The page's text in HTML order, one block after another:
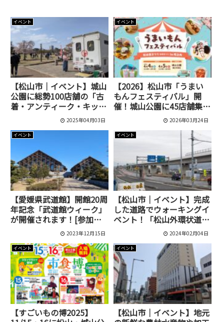
イベント
【松山市｜イベント】城山
公園に総勢100店舗の「古
着・アンティーク・キッチ
ンカー」が集結！｜ニュー
レトロ ノミノイチ Vol.2
2025年04月03日
イベント
【2026】松山市「うまい
もんフェスティバル」開
催！城山公園に45店舗集結
｜出店一覧まとめ2026年03月24日
イベント
【愛媛県武道館】開館20周
年記念「武道館ウィーク」
が開催されます！[参加無
料イベント多数]2023年12月15日
イベント
【松山市｜イベント】完成
した道路でウォーキングイ
ベント！「松山外環状道路
空港線」の開通記念イベン
トが開催されます
2024年02月04日
イベント
【すごいもの博2025】
イベント
【松山市｜イベント】地元